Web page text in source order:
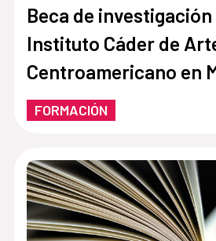
Beca de investigación
Instituto Cáder de
Centroamericano en
FORMACIÓN